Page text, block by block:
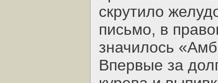
скрутило
письмо, в
значилось
Впервые за